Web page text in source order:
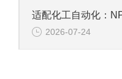
2026-07-24